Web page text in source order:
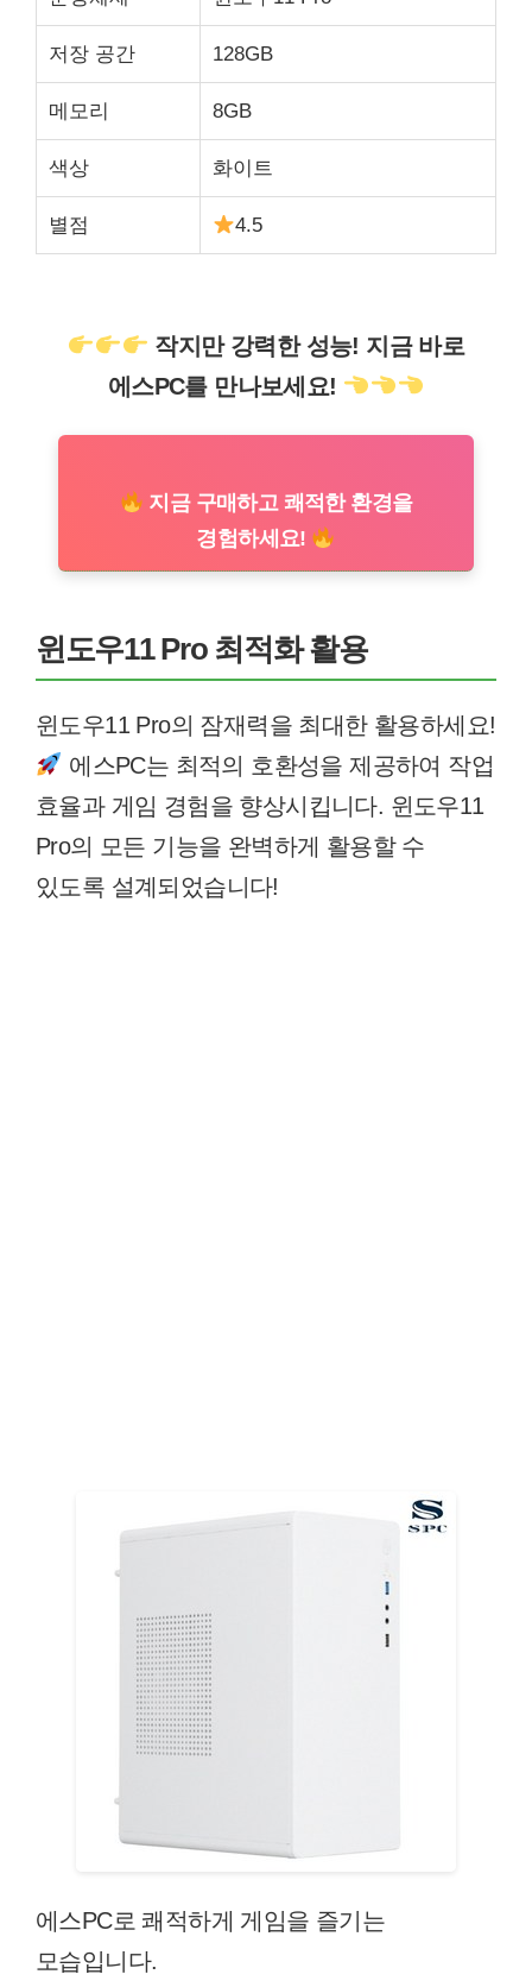
저장 공간 128GB
메모리 8GB
색상 화이트
별점 4.5
작지만 강력한 성능! 지금 바로
에스PC를 만나보세요!
지금 구매하고 쾌적한 환경을
경험하세요!
윈도우11 Pro 최적화 활용
윈도우11 Pro의 잠재력을 최대한 활용하세요!
에스PC는 최적의 호환성을 제공하여 작업
효율과 게임 경험을 향상시킵니다. 윈도우11
Pro의 모든 기능을 완벽하게 활용할 수
있도록 설계되었습니다!
에스PC로 쾌적하게 게임을 즐기는
모습입니다.